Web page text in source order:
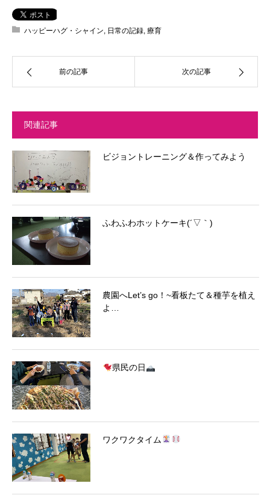
ハッピーハグ・シャイン 日常の記録 療育
前の記事 次の記事
関連記事
ビジョントレーニング＆作ってみよう
ふわふわホットケーキ(´▽｀)
農園へLet’s go！~看板たて＆種芋を植え
よ…
県民の日
ワクワクタイム